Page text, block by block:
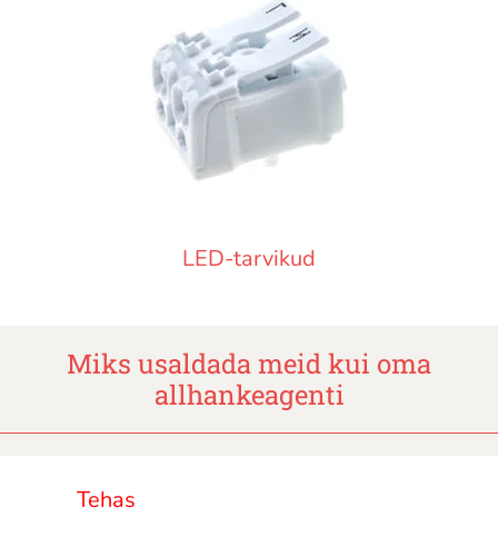
LED-tarvikud
Miks usaldada meid kui oma
allhankeagenti
Tehas